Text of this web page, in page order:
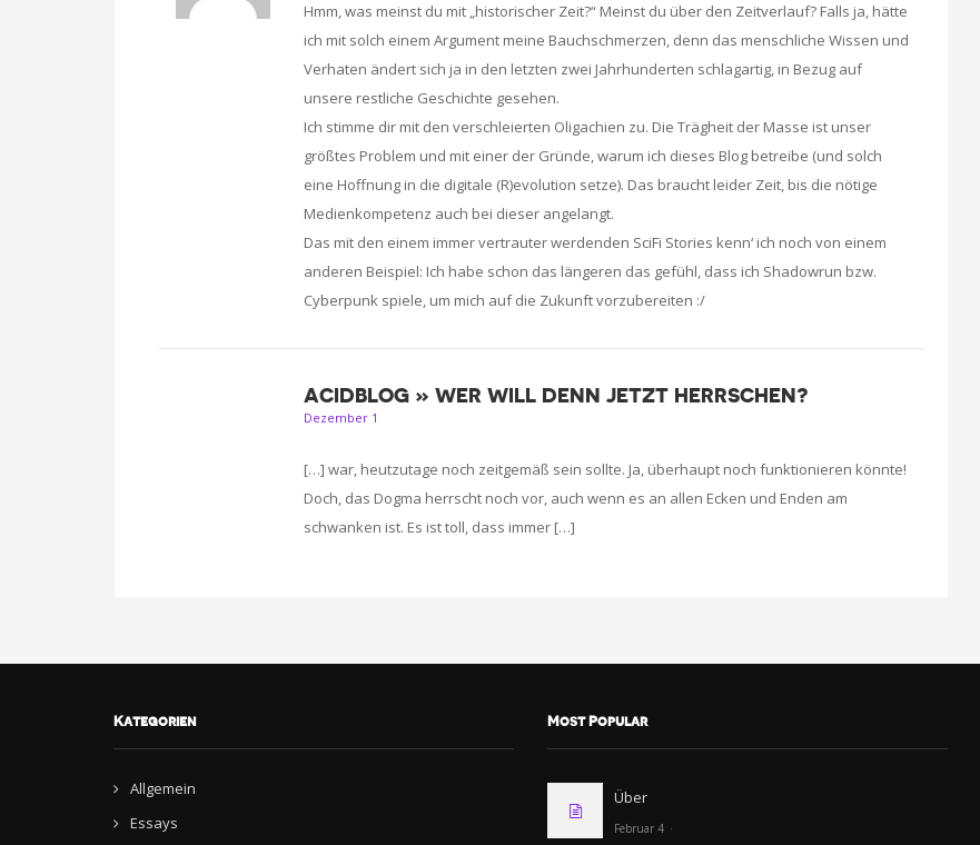
Hmm, was meinst du mit „historischer Zeit?“ Meinst du über den Zeitverlauf? Falls ja, hätte
ich mit solch einem Argument meine Bauchschmerzen, denn das menschliche Wissen und
Verhaten ändert sich ja in den letzten zwei Jahrhunderten schlagartig, in Bezug auf
unsere restliche Geschichte gesehen.
Ich stimme dir mit den verschleierten Oligachien zu. Die Trägheit der Masse ist unser
größtes Problem und mit einer der Gründe, warum ich dieses Blog betreibe (und solch
eine Hoffnung in die digitale (R)evolution setze). Das braucht leider Zeit, bis die nötige
Medienkompetenz auch bei dieser angelangt.
Das mit den einem immer vertrauter werdenden SciFi Stories kenn‘ ich noch von einem
anderen Beispiel: Ich habe schon das längeren das gefühl, dass ich Shadowrun bzw.
Cyberpunk spiele, um mich auf die Zukunft vorzubereiten :/
ACIDBLOG » WER WILL DENN JETZT HERRSCHEN?
Dezember 1
[…] war, heutzutage noch zeitgemäß sein sollte. Ja, überhaupt noch funktionieren könnte!
Doch, das Dogma herrscht noch vor, auch wenn es an allen Ecken und Enden am
schwanken ist. Es ist toll, dass immer […]
Kategorien
Allgemein
Essays
Most Popular
Über
Februar 4